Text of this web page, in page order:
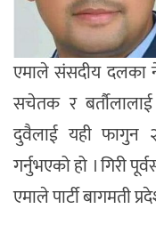
एमाले संसदीय दलका
सचेतक र
दुवैलाई यही फागुन
गर्नुभएको हो । गिरी
एमाले पार्टी बागमती